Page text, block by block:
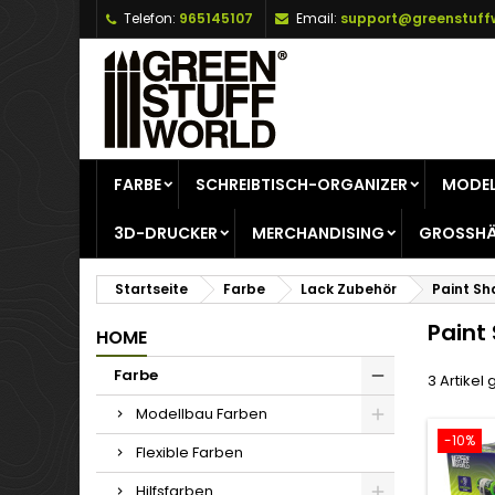
Telefon: 965145107 Email:
FARBE SCHREIBTISCH-ORGANIZER
3D-DRUCKER MERCHANDISING
Startseite Farbe Lack Zubehör Paint
HOME
Farbe
Modellbau Farben
Flexible Farben
Paint
3 Artikel
-10%